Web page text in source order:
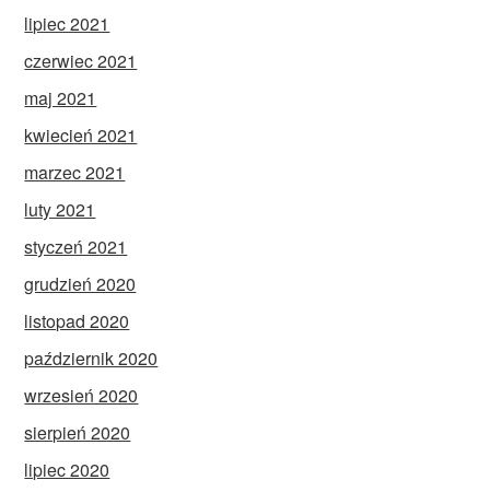
lipiec 2021
czerwiec 2021
maj 2021
kwiecień 2021
marzec 2021
luty 2021
styczeń 2021
grudzień 2020
listopad 2020
październik 2020
wrzesień 2020
sierpień 2020
lipiec 2020